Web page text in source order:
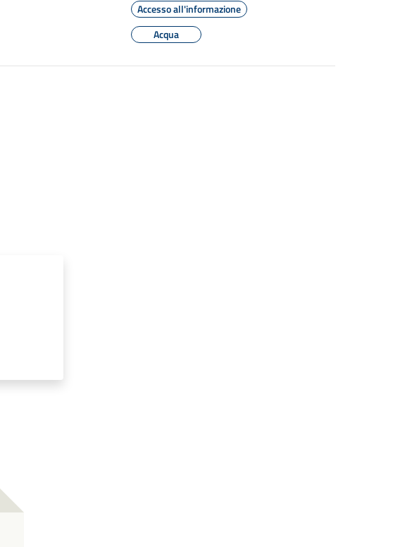
Accesso all'informazione
Acqua